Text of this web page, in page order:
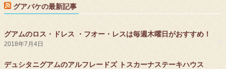
グアバケの最新記事
グアムのロス・ドレス ・フオー・レスは毎週木曜日がおすすめ！
2018年7月4日
デュシタニグアムのアルフレードズ トスカーナステーキハウス